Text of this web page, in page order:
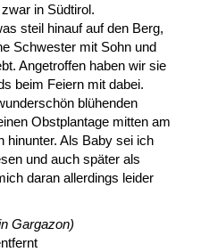
in Südtirol.
steil hinauf auf den Berg,
Schwester mit Sohn und
Angetroffen haben wir sie
beim Feiern mit dabei.
blühenden
Obstplantage mitten am
hinunter. Als Baby sei ich
und auch später als
daran allerdings leider
Gargazon)